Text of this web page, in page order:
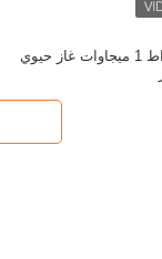
مولد غاز حيوي 1000 كيلوواط 1 ميجاوات غاز حيوي